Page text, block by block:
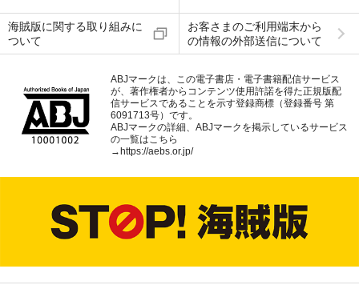
海賊版に関する取り組みに
ついて
お客さまのご利用端末から
の情報の外部送信について
ABJマークは、この電子書店・電子書籍配信サービス
が、著作権者からコンテンツ使用許諾を得た正規版配
信サービスであることを示す登録商標（登録番号 第
6091713号）です。
ABJマークの詳細、ABJマークを掲示しているサービス
の一覧はこちら
→ https://aebs.or.jp/